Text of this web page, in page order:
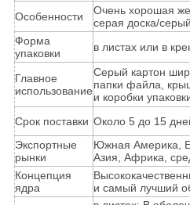
Особенности
Очень хорошая
серая доска/
Форма
упаковки
в листах или в
Главное
использование
Серый картон
папки файла,
и коробки
Срок поставки Около 5 до 15
Экспортные
рынки
Южная Америка,
Азия, Африка,
Концепция
ядра
и самый лучший